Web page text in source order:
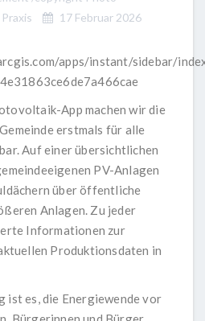
17 Februar 2026
apps/instant/sidebar/
App machen wir die
erstmals für alle
Auf einer übersichtlichen
PV-Anlagen
über öffentliche
Anlagen. Zu jeder
Informationen zur
Produktionsdaten in
ist es, die Energiewende vor